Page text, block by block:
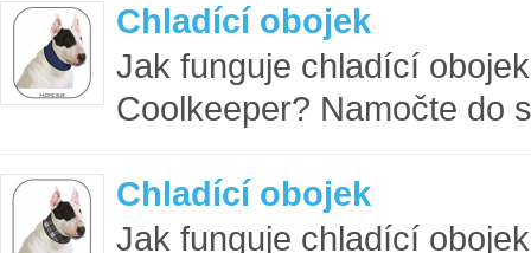
Chladící obojek
Jak funguje chladící
Coolkeeper? Namočte do
Chladící obojek
Jak funguje chladící